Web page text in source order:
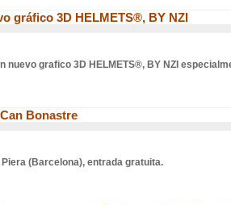
gráfico 3D HELMETS®, BY NZI
nuevo grafico 3D HELMETS®, BY NZI
Bonastre
(Barcelona), entrada gratuita.